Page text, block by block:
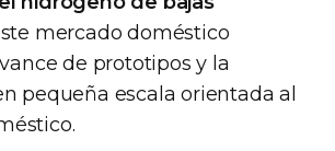
mercado doméstico
de prototipos y la
pequeña escala orientada al